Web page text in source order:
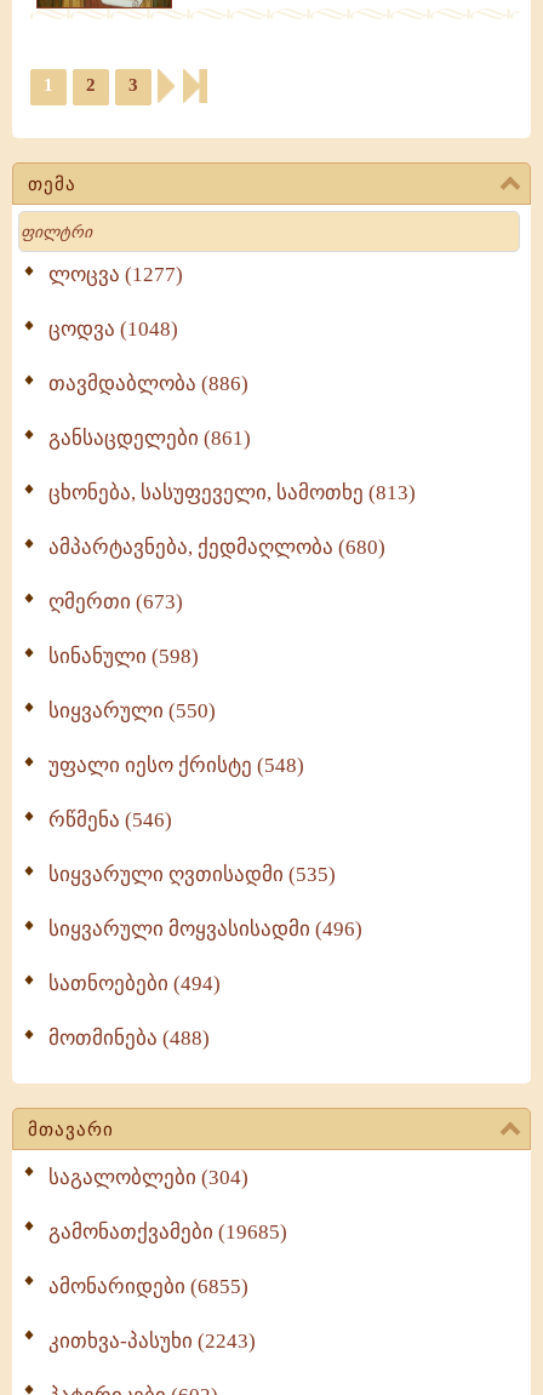
თემა
Search
ლოცვა (1277)
ცოდვა (1048)
თავმდაბლობა (886)
განსაცდელები (861)
ცხონება, სასუფეველი, სამოთხე (813)
ამპარტავნება, ქედმაღლობა (680)
ღმერთი (673)
სინანული (598)
სიყვარული (550)
უფალი იესო ქრისტე (548)
რწმენა (546)
სიყვარული ღვთისადმი (535)
სიყვარული მოყვასისადმი (496)
სათნოებები (494)
მოთმინება (488)
მთავარი
საგალობლები (304)
გამონათქვამები (19685)
ამონარიდები (6855)
კითხვა-პასუხი (2243)
1 2 3